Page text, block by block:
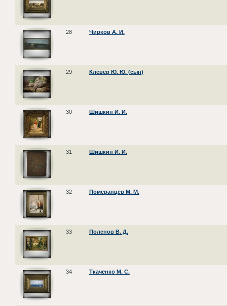
28 Чирков А. И.
29 Клевер Ю. Ю. (сын)
30 Шишкин И. И.
31 Шишкин И. И.
32 Померанцев М. М.
33 Поленов В. Д.
34 Ткаченко М. С.